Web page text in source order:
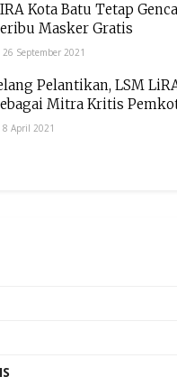
Kota Batu Tetap
Masker Gratis
26 September 2021
Pelantikan, LSM
Mitra Kritis
8 April 2021